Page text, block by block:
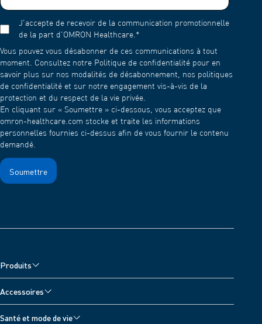
J'accepte de recevoir de la communication promotionnelle
de la part d'OMRON Healthcare.*
Vous pouvez vous désabonner de ces communications à tout
moment. Consultez notre Politique de confidentialité pour en
savoir plus sur nos modalités de désabonnement, nos politiques
de confidentialité et sur notre engagement vis-à-vis de la
protection et du respect de la vie privée.
En cliquant sur « Soumettre » ci-dessous, vous acceptez que
omron-healthcare.com stocke et traite les informations
personnelles fournies ci-dessus afin de vous fournir le contenu
demandé.
Produits
Nébuliseurs et Oxymètre
Appareils antidouleur
Accessoires
Santé et mode de vie